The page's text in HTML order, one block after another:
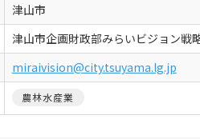
津山市
津山市企画財政部みらいビジョン戦
miraivision@city.tsuyama.lg.jp
農林水産業